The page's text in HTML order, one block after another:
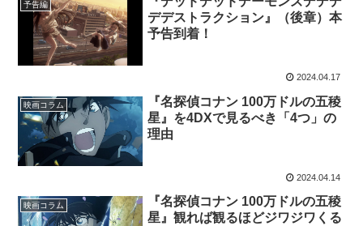
予告編
デデストラクション』（後章）本
予告到着！
2024.04.17
映画コラム
『名探偵コナン 100万ドルの五稜
星』を4DXで見るべき「4つ」の
理由
2024.04.14
映画コラム
『名探偵コナン 100万ドルの五稜
星』観れば観るほどジワジワくる